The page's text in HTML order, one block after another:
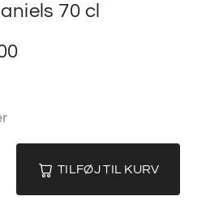
70 cl
TILFØJ TIL KURV